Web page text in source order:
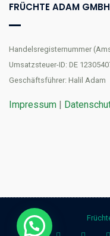
FRÜCHTE ADAM GMBH
Handelsregisternummer
Umsatzsteuer-ID: DE
Geschäftsführer: Halil Adam
Impressum |